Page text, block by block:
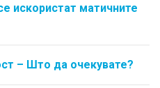
искористат матичните
– Што да очекувате?